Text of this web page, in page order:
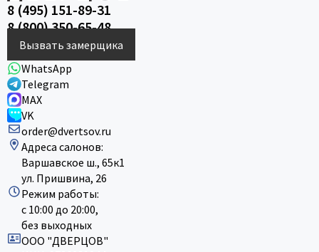
8 (495) 151-89-31
8 (800) 350-65-48
Вызвать замерщика
WhatsApp
Telegram
MAX
VK
order@dvertsov.ru
Адреса салонов:
Варшавское ш., 65к1
ул. Пришвина, 26
Режим работы:
с 10:00 до 20:00,
без выходных
ООО "ДВЕРЦОВ"